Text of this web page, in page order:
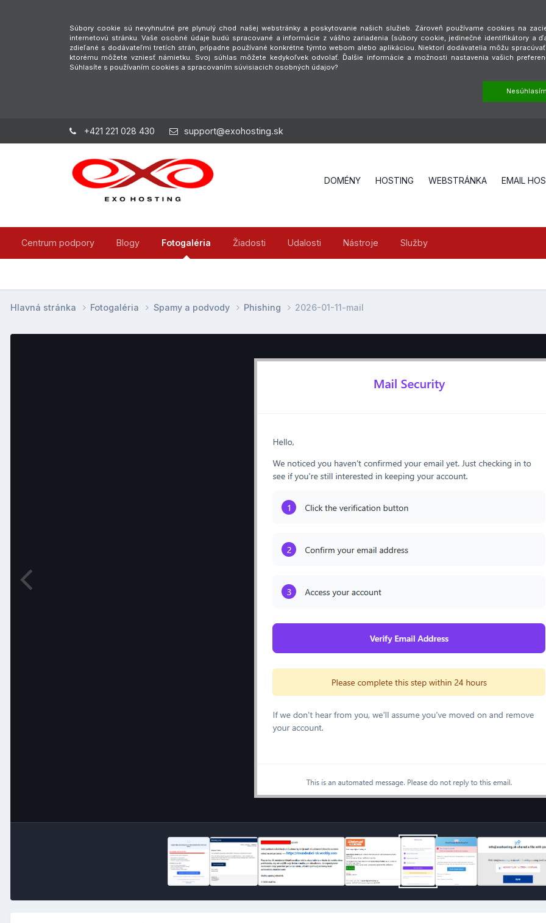
Súbory cookie sú nevyhnutné pre plynulý chod našej webstránky a poskytovanie našich služieb. Zároveň používame cookies na
internetovú stránku. Vaše osobné údaje budú spracované a informácie z vášho zariadenia (súbory cookie, jedinečné identifikátory a
zdieľané s dodávateľmi tretích strán, prípadne používané konkrétne týmto webom alebo aplikáciou. Niektorí dodávatelia môžu
ktorému môžete vzniesť námietku. Svoj súhlas môžete kedykoľvek odvolať. Ďalšie informácie a možnosti nastavenia vašich
Súhlasíte s používaním cookies a spracovaním súvisiacich osobných údajov?
Nesúhlasím
+421 221 028 430 support@exohosting.sk
DOMÉNY HOSTING WEBSTRÁNKA EMAIL
Centrum podpory
Blogy Fotogaléria Žiadosti Udalosti Nástroje Služby
Hlavná stránka Fotogaléria Spamy a podvody Phishing 2026-01-11-mail